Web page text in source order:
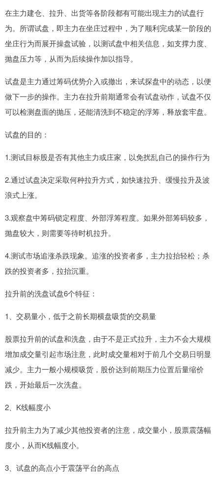
在主力建仓、拉升、出货等各阶段都有可能出现主力的试盘行
为。所谓试盘，即主力在坐庄过程中，为了顺利完成某一阶段的
坐庄行为而展开操盘试验，以测试盘中相关信息，如支撑力度、
抛盘压力等，从而为后续操作加以指导。
试盘是主力通过筹码优势介入或撤出，来试探盘中的动态，以便
做下一步的操作。主力在拉升前期通常会有试盘动作，试盘不仅
可以检测盘面的抛压，还能清洗到不稳定的浮筹，释放套牢盘。
试盘的目的：
1.测试目标股是否有其他主力或庄家，以免扰乱自己的操作行为
2.通过试盘决定采取何种拉升方式，如快速拉升、缓慢拉升及波
浪式上涨。
3.观察盘中筹码锁定程度、外部浮筹程度。如果外部筹码较多，
抛盘较大，则需要等待时机拉升。
4.测试市场追涨杀跌现象。追涨的投资者多，主力拉抬轻松；杀
跌的投资者多，拉抬沉重。
拉升前的洗盘试盘6个特征：
1、交易量小，低于之前长期横盘吸货的交易量
股票拉升前的试盘和洗盘，由于不是正式拉升，主力不会大规模
增加成交量引起市场注意，此时成交量相对于前几个交易日明显
减少。主力一般小规模吸货，股价达到前期压力位置后量缩价
跌，开始最后一次洗盘。
2、K线幅度小
拉升前主力为了减少其他投资者的注意，成交量小，股票震荡幅
度小，从而K线幅度小。
3、试盘的高点小于震荡平台的高点